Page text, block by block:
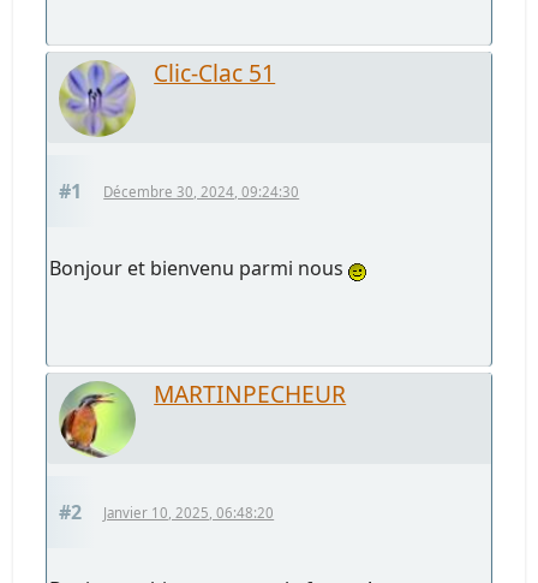
Clic-Clac 51
#1 Décembre 30, 2024, 09:24:30
Bonjour et bienvenu parmi nous
MARTINPECHEUR
#2 Janvier 10, 2025, 06:48:20